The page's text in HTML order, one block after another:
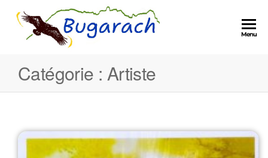
Menu
Catégorie : Artiste